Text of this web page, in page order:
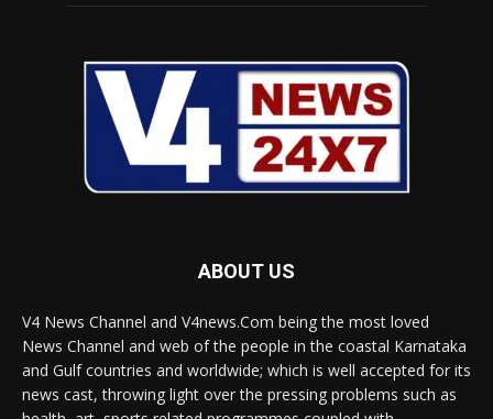
ABOUT US
V4 News Channel and V4news.Com being the most loved
News Channel and web of the people in the coastal Karnataka
and Gulf countries and worldwide; which is well accepted for its
news cast, throwing light over the pressing problems such as